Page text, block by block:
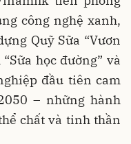
công nghệ xanh,
Quỹ Sữa “Vươn
học đường” và
đầu tiên cam
– những hành
chất và tinh thần